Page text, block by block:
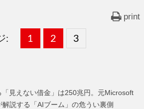
print
:
固
ー
1 ,
固
ー
2 ,
固
ー
3
見えない借金」は250兆円。元Microsoft
説する「AIブーム」の危うい裏側